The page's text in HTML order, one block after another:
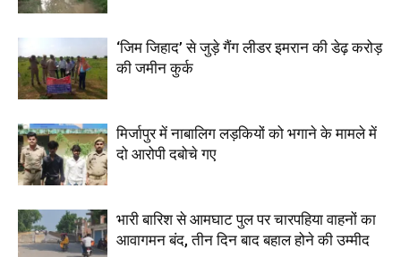
‘जिम जिहाद’ से जुड़े गैंग लीडर इमरान की डेढ़ करोड़
की जमीन कुर्क
मिर्जापुर में नाबालिग लड़कियों को भगाने के मामले में
दो आरोपी दबोचे गए
भारी बारिश से आमघाट पुल पर चारपहिया वाहनों का
आवागमन बंद, तीन दिन बाद बहाल होने की उम्मीद